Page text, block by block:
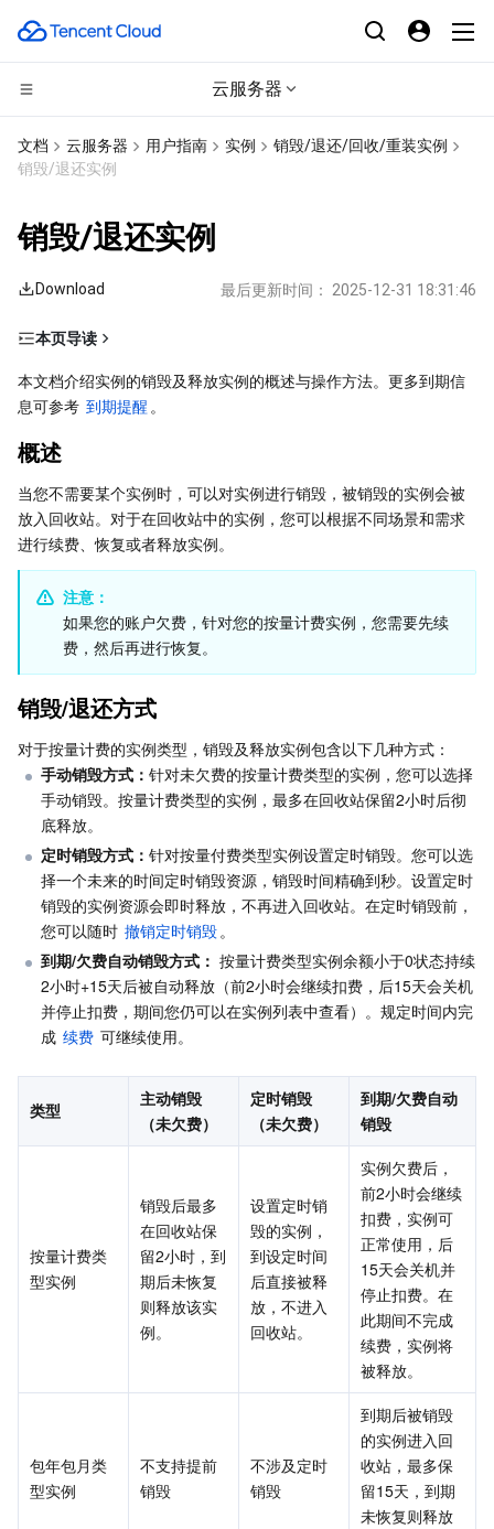
云服务器
CDN与边缘平台
边缘安全加速平台 EO
内容分发网络 CDN
全站加速网络
DDoS 防护
安全加速 SCDN
多网聚合加速（腾讯云聚通）
计算
云服务器
轻量应用服务器
裸金属云服务器
GPU 云服务器
专用宿主机
弹性伸缩
自动化助手
边缘计算
边缘计算机器
高性能计算
批量计算
高性能计算集群
容器
容器服务
服务网格
容器镜像服务
云原生分布式云中心
分布式云
本地专用集群
边缘可用区
专属可用区
微服务
弹性微服务
API 网关
注册配置治理
Serverless
云函数
基础存储服务
对象存储
云硬盘
云 HDFS
数据加速器 GooseFS
存储数据服务
数据万象
智能媒资托管
云数据库 MySQL
云数据库 MariaDB
云数据库 PostgreSQL
云数据库 SQL Server
关系型数据库TDSQL
TDSQL-C MySQL 版
TDSQL MySQL 版
TDSQL Boundless
NoSQL 数据库
腾讯云分布式缓存数据库（兼容 Redis）
云数据库 MongoDB
游戏数据库 TcaplusDB
云数据库 Tendis
时序数据库 CTSDB
数据库 SaaS 服务
数据传输服务
数据库专家服务
数据库智能管家 DBbrain
数据库管理中心
网络
私有网络
负载均衡
网关负载均衡
弹性网卡
Anycast 公网加速
数据安全
数据安全治理中心
密钥管理系统
数据安全审计
业务安全
验证码
音频内容安全
视频内容安全
游戏安全
安全服务
Web 应用防火墙
漏洞扫描服务
移动应用安全
安全凭证服务
域名与网站
移动解析 HTTPDNS
腾讯会议
弹性 MapReduce
AI 基础产品
文档 云服务器 用户指南 实例
销毁/退还/回收/重装实例
销毁/退还实例
销毁/退还实例
Download 最后更新时间： 2025-12-31 18:31:46
本页导读
销毁/退还方式
相关影响
本文档介绍实例的销毁及释放实例的概述与操作方法。更多到期信
息可参考 到期提醒 。
概述
当您不需要某个实例时，可以对实例进行销毁，被销毁的实例会被
放入回收站。对于在回收站中的实例，您可以根据不同场景和需求
进行续费、恢复或者释放实例。
注意：
如果您的账户欠费，针对您的按量计费实例，您需要先续
费，然后再进行恢复。
销毁/退还方式
对于按量计费的实例类型，销毁及释放实例包含以下几种方式：
手动销毁方式： 针对未欠费的按量计费类型的实例，您可以选择
手动销毁。按量计费类型的实例，最多在回收站保留2小时后彻
底释放。
定时销毁方式： 针对按量付费类型实例设置定时销毁。您可以选
择一个未来的时间定时销毁资源，销毁时间精确到秒。设置定时
销毁的实例资源会即时释放，不再进入回收站。在定时销毁前，
您可以随时 撤销定时销毁。
到期/欠费自动销毁方式： 按量计费类型实例余额小于0状态持续
2小时+15天后被自动释放（前2小时会继续扣费，后15天会关机
并停止扣费，期间您仍可以在实例列表中查看）。规定时间内完
成 续费 可继续使用。
类型
主动销毁
（未欠费）
定时销毁
（未欠费）
到期/欠费自动
销毁
按量计费类
型实例
销毁后最多
在回收站保
留2小时，到
期后未恢复
则释放该实
例。
设置定时销
毁的实例，
到设定时间
后直接被释
放，不进入
回收站。
实例欠费后，
前2小时会继续
扣费，实例可
正常使用，后
15天会关机并
停止扣费。在
此期间不完成
续费，实例将
被释放。
包年包月类
型实例
不支持提前
销毁
不涉及定时
销毁
到期后被销毁
的实例进入回
收站，最多保
留15天，到期
未恢复则释放